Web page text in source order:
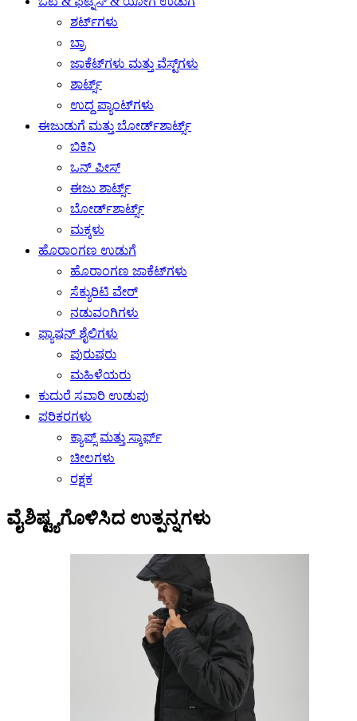
ಶರ್ಟ್‌ಗಳು
ಬ್ರಾ
ಜಾಕೆಟ್‌ಗಳು ಮತ್ತು ವೆಸ್ಟ್‌ಗಳು
ಶಾರ್ಟ್ಸ್
ಉದ್ದ ಪ್ಯಾಂಟ್‌ಗಳು
ಈಜುಡುಗೆ ಮತ್ತು ಬೋರ್ಡ್‌ಶಾರ್ಟ್ಸ್
ಬಿಕಿನಿ
ಒನ್ ಪೀಸ್
ಈಜು ಶಾರ್ಟ್ಸ್
ಬೋರ್ಡ್‌ಶಾರ್ಟ್ಸ್
ಮಕ್ಕಳು
ಹೊರಾಂಗಣ ಉಡುಗೆ
ಹೊರಾಂಗಣ ಜಾಕೆಟ್‌ಗಳು
ಸೆಕ್ಯುರಿಟಿ ವೇರ್
ನಡುವಂಗಿಗಳು
ಫ್ಯಾಷನ್ ಶೈಲಿಗಳು
ಪುರುಷರು
ಮಹಿಳೆಯರು
ಕುದುರೆ ಸವಾರಿ ಉಡುಪು
ಪರಿಕರಗಳು
ಕ್ಯಾಪ್ಸ್ ಮತ್ತು ಸ್ಕಾರ್ಫ್
ಚೀಲಗಳು
ರಕ್ಷಕ
ವೈಶಿಷ್ಟ್ಯಗೊಳಿಸಿದ ಉತ್ಪನ್ನಗಳು